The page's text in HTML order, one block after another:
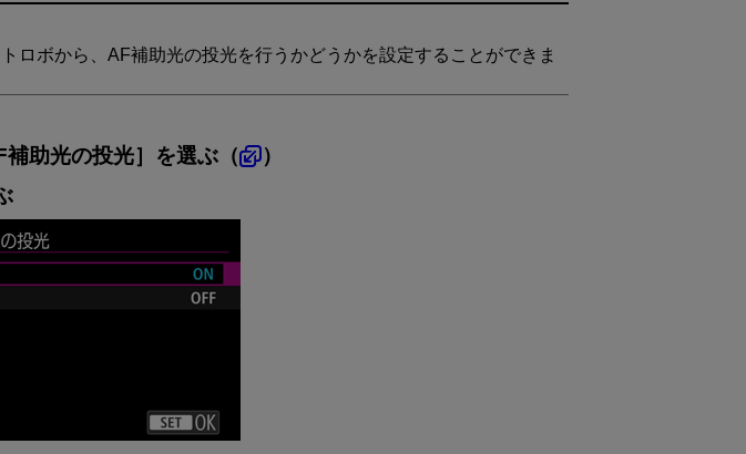
ロボから、AF補助光の投光を行うかどうかを設定することができま
補助光の投光］を選ぶ（
）